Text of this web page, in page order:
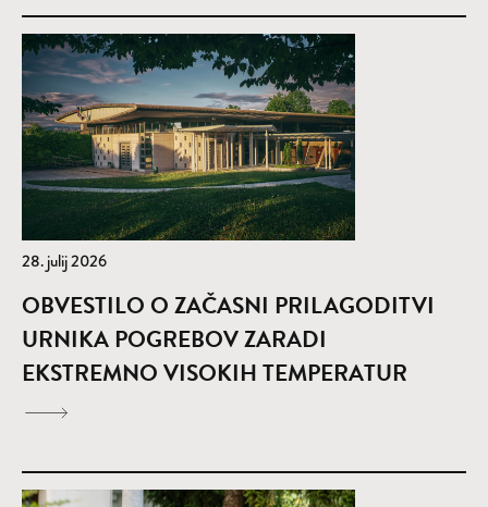
28. julij 2026
OBVESTILO O ZAČASNI PRILAGODITVI
URNIKA POGREBOV ZARADI
EKSTREMNO VISOKIH TEMPERATUR